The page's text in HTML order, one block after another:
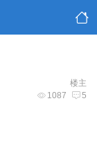
楼主
1087 5